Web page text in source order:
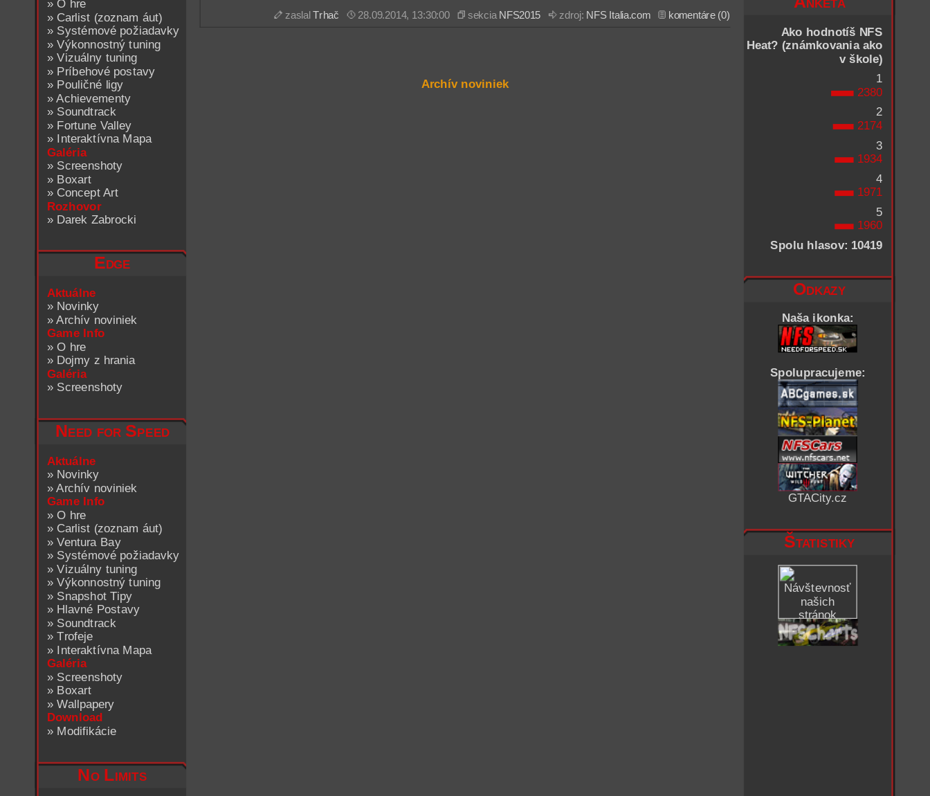
»O hre
» Carlist (zoznam áut)
» Systémové požiadavky
»Výkonnostný tuning
»Vizuálny tuning
» Príbehové postavy
» Pouličné ligy
»Achievementy
» Soundtrack
» Fortune Valley
» Interaktívna Mapa
Galéria
» Screenshoty
» Boxart
» Concept Art
Rozhovor
» Darek Zabrocki
Edge
Aktuálne
» Novinky
»Archív noviniek
Game Info
»O hre
» Dojmy z hrania
Galéria
» Screenshoty
Need for Speed
Aktuálne
» Novinky
»Archív noviniek
Game Info
»O hre
» Carlist (zoznam áut)
»Ventura Bay
» Systémové požiadavky
»Vizuálny tuning
»Výkonnostný tuning
» Snapshot Tipy
» Hlavné Postavy
» Soundtrack
»Trofeje
» Interaktívna Mapa
Galéria
» Screenshoty
» Boxart
»Wallpapery
Download
» Modifikácie
No Limits
Ako hodnotíš NFS
Heat? (známkovania ako
v škole)
1
2380
2
2174
3
1934
4
1971
5
1960
Spolu hlasov: 10419
Odkazy
Naša ikonka:
Spolupracujeme:
GTACity.cz
Štatistiky
zaslalTrhač 28.09.2014, 13:30:00 sekcia NFS2015 zdroj: NFS Italia.com komentáre (0)
Archív noviniek